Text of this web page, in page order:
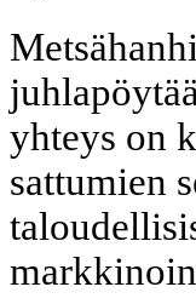
yhteys on
sattumien